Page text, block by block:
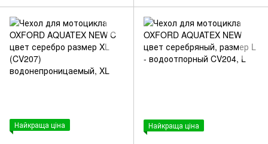
Найкраща ціна Найкраща ціна